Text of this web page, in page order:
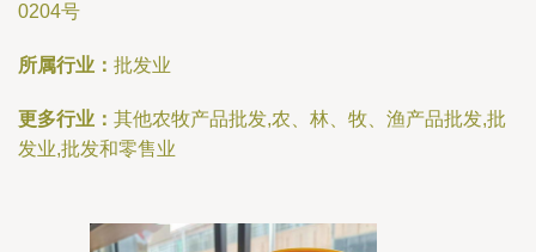
0204号
所属行业： 批发业
更多行业： 其他农牧产品批发,农、林、牧、渔产品批发,批
发业,批发和零售业